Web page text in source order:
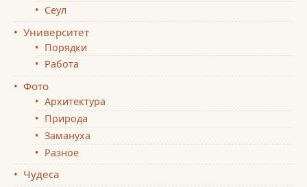
Сеул
Университет
Порядки
Работа
Фото
Архитектура
Природа
Замануха
Разное
Чудеса